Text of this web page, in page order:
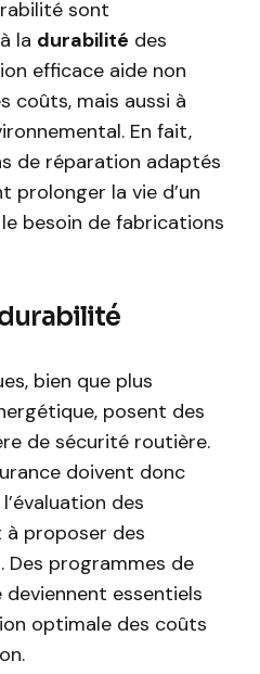
sont
la durabilité des
efficace aide non
coûts, mais aussi à
En fait,
de réparation adaptés
prolonger la vie d’un
besoin de fabrications
bien que plus
posent des
de sécurité routière.
doivent donc
des
à proposer des
Des programmes de
essentiels
optimale des coûts